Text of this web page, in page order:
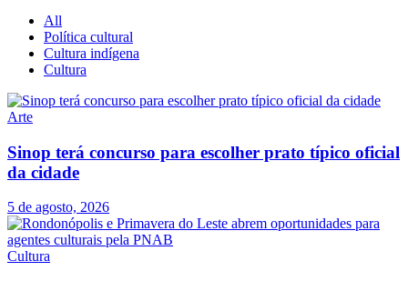
All
Política cultural
Cultura indígena
Cultura
Arte
Sinop terá concurso para escolher prato típico oficial
da cidade
5 de agosto, 2026
Cultura